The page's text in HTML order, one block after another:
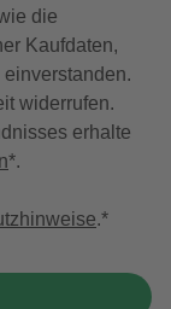
die
Kaufdaten,
widerrufen.
erhalte
*.
.